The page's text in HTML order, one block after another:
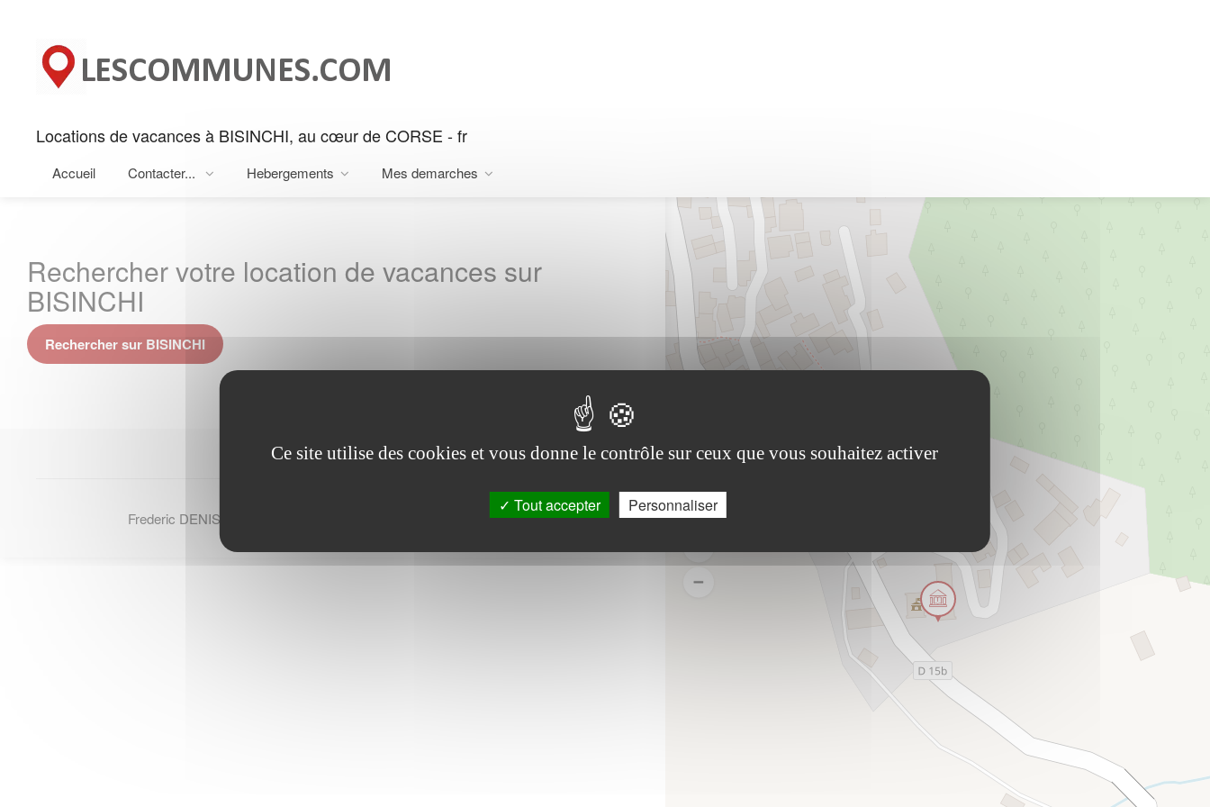
Locations de vacances à BISINCHI, au cœur de CORSE - fr
Accueil Contacter... Hebergements Mes demarches
Rechercher votre location de vacances sur
BISINCHI
Rechercher sur BISINCHI
Frederic DENIS - © Tous droits reserves 2007-2026 Mentions legales
Ce site utilise des cookies et vous donne le contrôle sur ceux que vous souhaitez activer
Tout accepter Personnaliser